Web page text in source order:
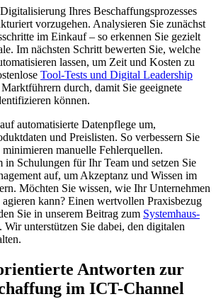
Ihres Beschaffungsprozesses
vorzugehen. Analysieren Sie zunächst
im Einkauf – so erkennen Sie gezielt
Im nächsten Schritt bewerten Sie, welche
lassen, um Zeit und Kosten zu
Tool-Tests und Digital Leadership
durch, damit Sie geeignete
können.
automatisierte Datenpflege um,
und Preislisten. So verbessern Sie
manuelle Fehlerquellen.
in Schulungen für Ihr Team und setzen Sie
auf, um Akzeptanz und Wissen im
Möchten Sie wissen, wie Ihr Unternehmen
kann? Einen wertvollen Praxisbezug
Sie in unserem Beitrag zum Systemhaus-
. Wir unterstützen Sie dabei, den digitalen
Antworten zur
im ICT-Channel